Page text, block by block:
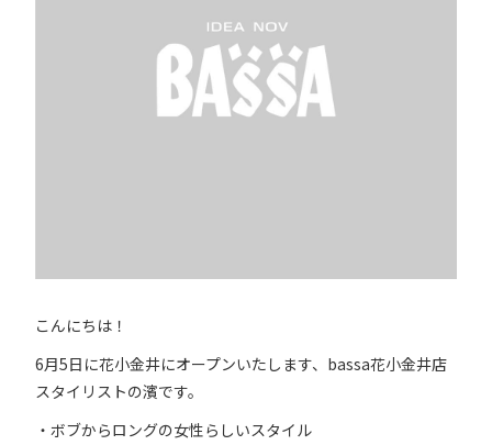
こんにちは！
6月5日に花小金井にオープンいたします、bassa花小金井店
スタイリストの濱です。
・ボブからロングの女性らしいスタイル